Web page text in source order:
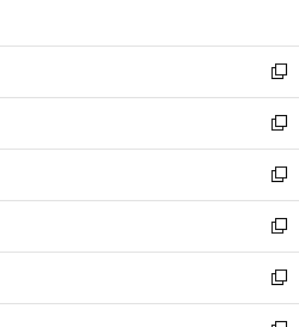
開
く
ウ
で
開
く
ン
ド
ウ
で
開
く
ウ
ィ
ン
ド
ウ
で
開
く
新
し
い
ウ
ィ
ン
ド
ウ
で
開
新
し
い
ウ
ィ
ン
ド
ウ
新
し
い
ウ
ィ
ン
新
し
い
ウ
新
し